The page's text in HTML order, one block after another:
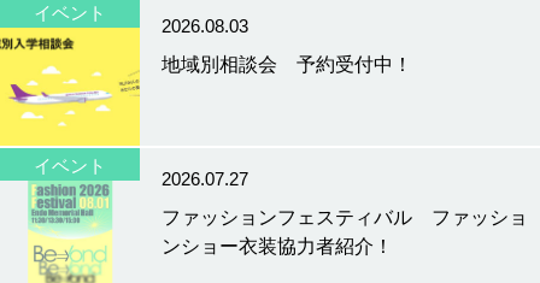
イベント
2026.08.03
地域別相談会 予約受付中！
イベント
2026.07.27
ファッションフェスティバル ファッショ
ンショー衣装協力者紹介！